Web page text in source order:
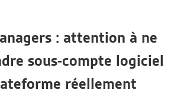
: attention à ne
sous-compte logiciel
réellement